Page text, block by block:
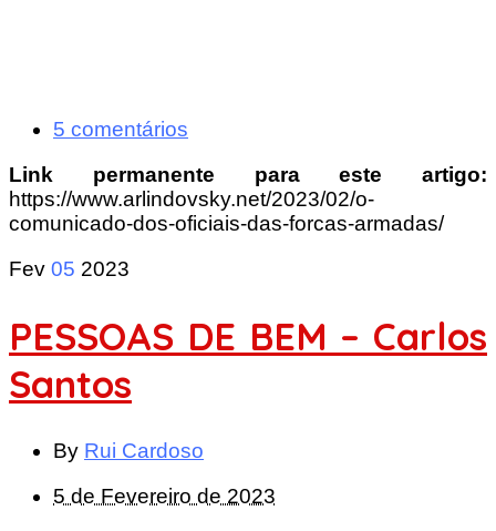
5 comentários
Link permanente para este artigo:
https://www.arlindovsky.net/2023/02/o-
comunicado-dos-oficiais-das-forcas-armadas/
Fev 05 2023
PESSOAS DE BEM – Carlos
Santos
By Rui Cardoso
5 de Fevereiro de 2023